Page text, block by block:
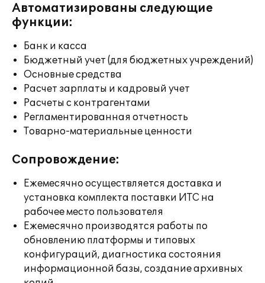
Автоматизированы следующие
функции:
Банк и касса
Бюджетный учет (для бюджетных учреждений)
Основные средства
Расчет зарплаты и кадровый учет
Расчеты с контрагентами
Регламентированная отчетность
Товарно-материальные ценности
Сопровождение:
Ежемесячно осуществляется доставка и
установка комплекта поставки ИТС на
рабочее место пользователя
Ежемесячно производятся работы по
обновлению платформы и типовых
конфигураций, диагностика состояния
информационной базы, создание архивных